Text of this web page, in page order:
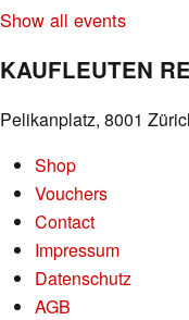
Show all events
KAUFLEUTEN
Pelikanplatz, 8001
Shop
Vouchers
Contact
Impressum
Datenschutz
AGB